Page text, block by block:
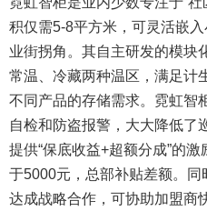
积仅需5-8平方米，可灵活嵌
业街拐角。其自主研发的模块
常温、冷藏两种温区，满足计
不同产品的存储需求。霓虹智
自检和防盗报警，大大降低了
提供“保底收益+超额分成”的
于5000元，总部补贴差额。
达成战略合作，可协助加盟商